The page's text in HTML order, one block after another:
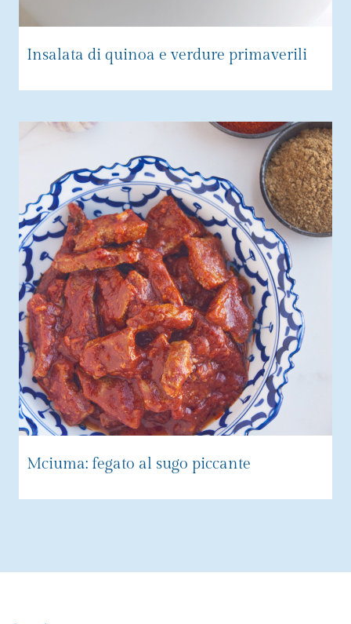
Insalata di quinoa e verdure primaverili
Mciuma: fegato al sugo piccante